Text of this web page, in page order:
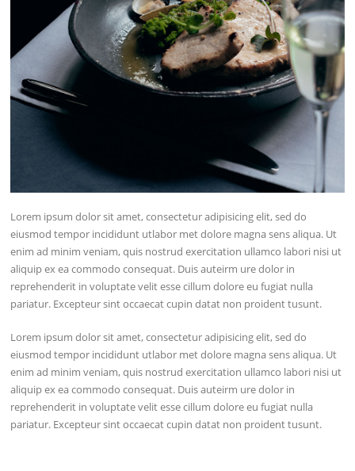
Lorem ipsum dolor sit amet, consectetur adipisicing elit, sed do
eiusmod tempor incididunt utlabor met dolore magna sens aliqua. Ut
enim ad minim veniam, quis nostrud exercitation ullamco labori nisi ut
aliquip ex ea commodo consequat. Duis auteirm ure dolor in
reprehenderit in voluptate velit esse cillum dolore eu fugiat nulla
pariatur. Excepteur sint occaecat cupin datat non proident tusunt.
Lorem ipsum dolor sit amet, consectetur adipisicing elit, sed do
eiusmod tempor incididunt utlabor met dolore magna sens aliqua. Ut
enim ad minim veniam, quis nostrud exercitation ullamco labori nisi ut
aliquip ex ea commodo consequat. Duis auteirm ure dolor in
reprehenderit in voluptate velit esse cillum dolore eu fugiat nulla
pariatur. Excepteur sint occaecat cupin datat non proident tusunt.